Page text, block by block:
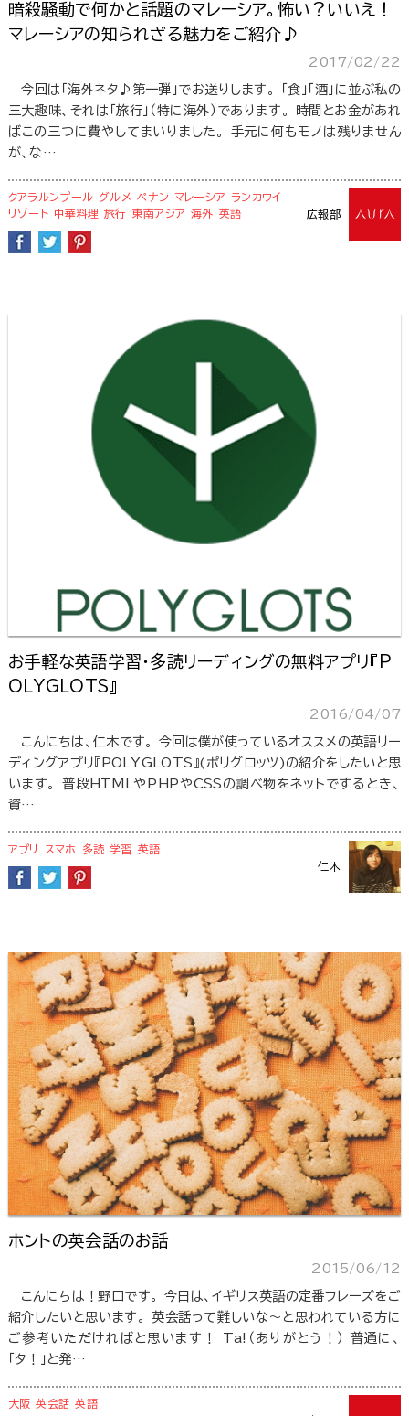
暗殺騒動で何かと話題のマレーシア。怖い？いいえ！
マレーシアの知られざる魅力をご紹介♪
2017/02/22
今回は「海外ネタ♪第一弾」でお送りします。 「食」「酒」に並ぶ私の
三大趣味、それは「旅行」（特に海外）であります。 時間とお金があれ
ばこの三つに費やしてまいりました。 手元に何もモノは残りません
が、な…
広報部
クアラルンプール グルメ ペナン マレーシア
ランカウイ
リゾート 中華料理 旅行 東南アジア 海外 英語
お手軽な英語学習・多読リーディングの無料アプリ『P
OLYGLOTS』
2016/04/07
こんにちは、仁木です。 今回は僕が使っているオススメの英語リー
ディングアプリ『POLYGLOTS』(ポリグロッツ)の紹介をしたいと思
います。 普段HTMLやPHPやCSSの調べ物をネットでするとき、
資…
仁木
アプリ スマホ 多読 学習 英語
ホントの英会話のお話
2015/06/12
こんにちは！野口です。 今日は、イギリス英語の定番フレーズをご
紹介したいと思います。 英会話って難しいな～と思われている方に
ご参考いただければと思います！ Ta!（ありがとう！） 普通に、
「タ！」と発…
大阪 英会話 英語